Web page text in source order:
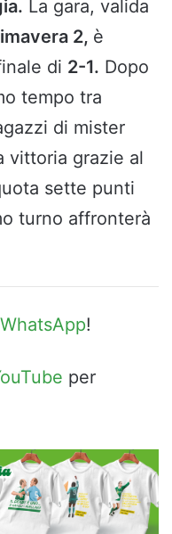
La gara, valida
2, è
di 2-1. Dopo
tempo tra
di mister
vittoria grazie al
sette punti
turno affronterà
WhatsApp!
per